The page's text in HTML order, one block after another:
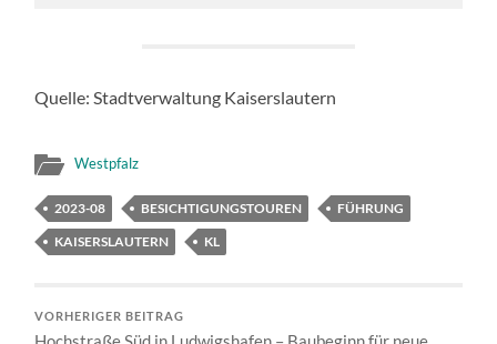
Quelle: Stadtverwaltung Kaiserslautern
Westpfalz
2023-08 BESICHTIGUNGSTOUREN
FÜHRUNG
KAISERSLAUTERN
KL
VORHERIGER BEITRAG